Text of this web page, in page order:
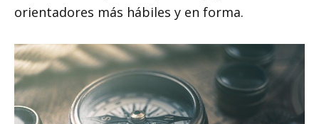
orientadores más hábiles y en forma.